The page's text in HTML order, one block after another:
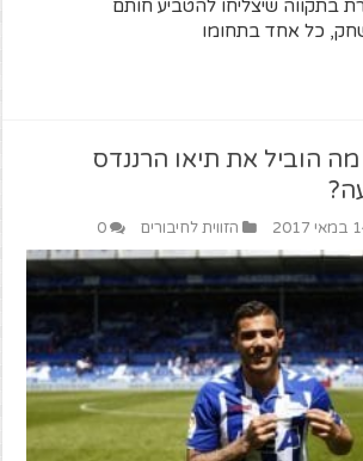
בתקווה שיצליחו להטביע חותם
כל אחד בתחומו
הוביל את תיאו הרננדס
2017 הזווית לחיבורים 0